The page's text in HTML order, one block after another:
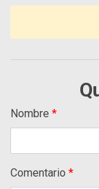
Nombre
Comentario